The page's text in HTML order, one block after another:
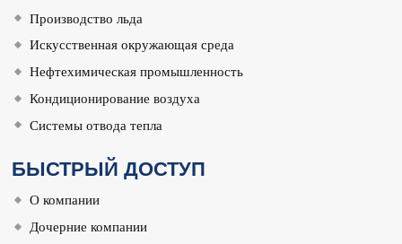
Производство льда
Искусственная окружающая среда
Нефтехимическая промышленность
Кондиционирование воздуха
Системы отвода тепла
БЫСТРЫЙ ДОСТУП
О компании
Дочерние компании